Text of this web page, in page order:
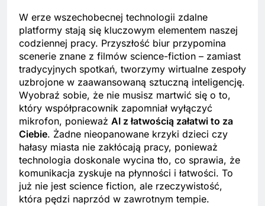
W erze wszechobecnej technologii zdalne
platformy stają się kluczowym elementem naszej
codziennej pracy. Przyszłość biur przypomina
scenerie znane z filmów science-fiction – zamiast
tradycyjnych spotkań, tworzymy wirtualne zespoły
uzbrojone w zaawansowaną sztuczną inteligencję.
Wyobraź sobie, że nie musisz martwić się o to,
który współpracownik zapomniał wyłączyć
mikrofon, ponieważ AI z łatwością załatwi to za
Ciebie. Żadne nieopanowane krzyki dzieci czy
hałasy miasta nie zakłócają pracy, ponieważ
technologia doskonale wycina tło, co sprawia, że
komunikacja zyskuje na płynności i łatwości. To
już nie jest science fiction, ale rzeczywistość,
która pędzi naprzód w zawrotnym tempie.